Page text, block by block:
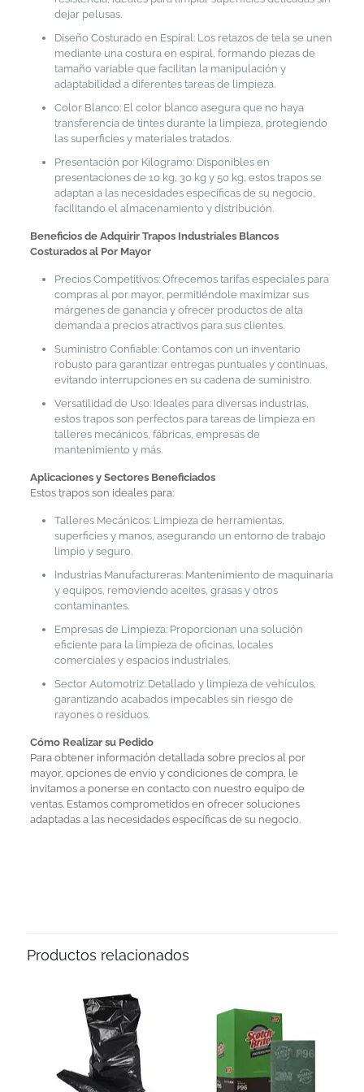
dejar pelusas.
Diseño Costurado en Espiral: Los retazos de tela se unen
mediante una costura en espiral, formando piezas de
tamaño variable que facilitan la manipulación y
adaptabilidad a diferentes tareas de limpieza.
Color Blanco: El color blanco asegura que no haya
transferencia de tintes durante la limpieza, protegiendo
las superficies y materiales tratados.
Presentación por Kilogramo: Disponibles en
presentaciones de 10 kg, 30 kg y 50 kg, estos trapos se
adaptan a las necesidades específicas de su negocio,
facilitando el almacenamiento y distribución.
Beneficios de Adquirir Trapos Industriales Blancos
Costurados al Por Mayor
Precios Competitivos: Ofrecemos tarifas especiales para
compras al por mayor, permitiéndole maximizar sus
márgenes de ganancia y ofrecer productos de alta
demanda a precios atractivos para sus clientes.
Suministro Confiable: Contamos con un inventario
robusto para garantizar entregas puntuales y continuas,
evitando interrupciones en su cadena de suministro.
Versatilidad de Uso: Ideales para diversas industrias,
estos trapos son perfectos para tareas de limpieza en
talleres mecánicos, fábricas, empresas de
mantenimiento y más.
Aplicaciones y Sectores Beneficiados
Estos trapos son ideales para:
Talleres Mecánicos: Limpieza de herramientas,
superficies y manos, asegurando un entorno de trabajo
limpio y seguro.
Industrias Manufactureras: Mantenimiento de maquinaria
y equipos, removiendo aceites, grasas y otros
contaminantes.
Empresas de Limpieza: Proporcionan una solución
eficiente para la limpieza de oficinas, locales
comerciales y espacios industriales.
Sector Automotriz: Detallado y limpieza de vehículos,
garantizando acabados impecables sin riesgo de
rayones o residuos.
Cómo Realizar su Pedido
Para obtener información detallada sobre precios al por
mayor, opciones de envío y condiciones de compra, le
invitamos a ponerse en contacto con nuestro equipo de
ventas. Estamos comprometidos en ofrecer soluciones
adaptadas a las necesidades específicas de su negocio.
Productos relacionados